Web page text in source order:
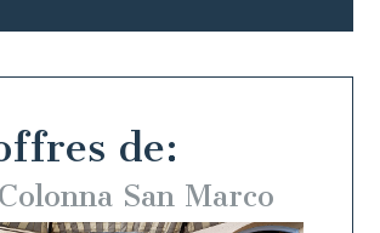
de:
San Marco